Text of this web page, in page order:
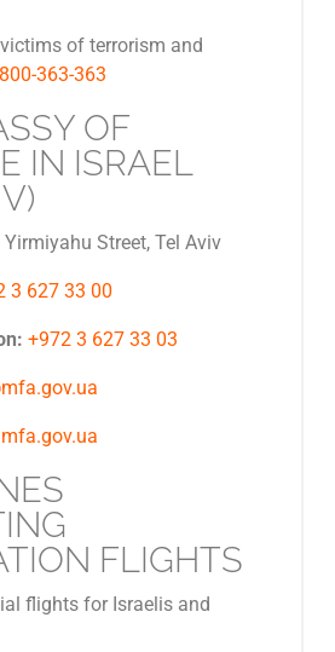
of terrorism and
363-363
OF
IN ISRAEL
Yirmiyahu Street, Tel Aviv
3 627 33 00
+972 3 627 33 03
FLIGHTS
flights for Israelis and